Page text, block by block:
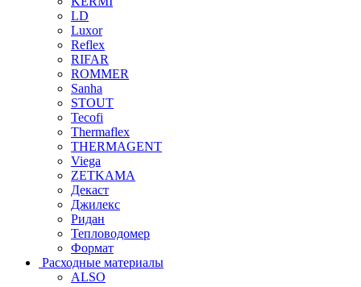
LD
Luxor
Reflex
RIFAR
ROMMER
Sanha
STOUT
Tecofi
Thermaflex
THERMAGENT
Viega
ZETKAMA
Декаст
Джилекс
Ридан
Тепловодомер
Формат
Расходные материалы
ALSO